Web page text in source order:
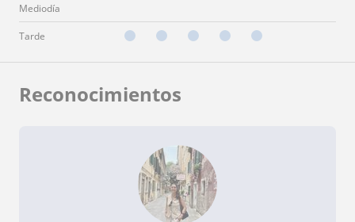
Mediodía
Tarde
Reconocimientos